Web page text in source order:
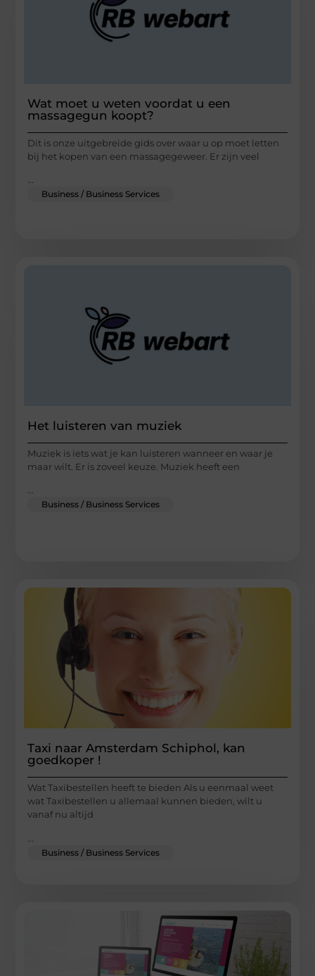
Wat moet u weten voordat u een
massagegun koopt?
Dit is onze uitgebreide gids over waar u op moet letten
bij het kopen van een massagegeweer. Er zijn veel
Business / Business Services
Het luisteren van muziek
Muziek is iets wat je kan luisteren wanneer en waar je
maar wilt. Er is zoveel keuze. Muziek heeft een
...
Business / Business Services
Taxi naar Amsterdam Schiphol, kan
goedkoper !
Wat Taxibestellen heeft te bieden Als u eenmaal weet
wat Taxibestellen u allemaal kunnen bieden, wilt u
vanaf nu altijd
Business / Business Services